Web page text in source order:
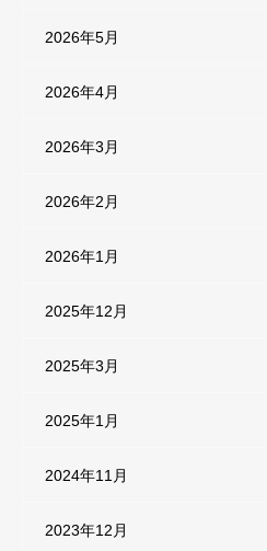
2026年5月
2026年4月
2026年3月
2026年2月
2026年1月
2025年12月
2025年3月
2025年1月
2024年11月
2023年12月